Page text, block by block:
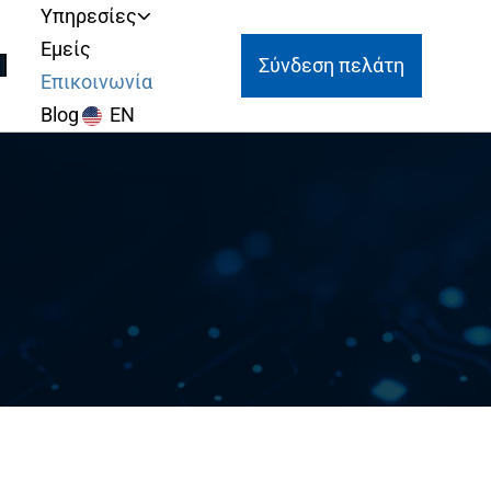
Υπηρεσίες
Εμείς
Επικοινωνία
Blog
EN
Σύνδεση πελάτη